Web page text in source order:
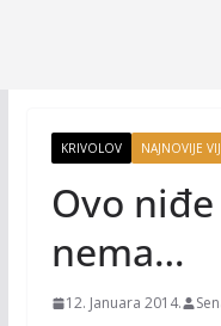
KRIVOLOV NAJNOVIJE
Ovo
nema…
12. Januara 2014.